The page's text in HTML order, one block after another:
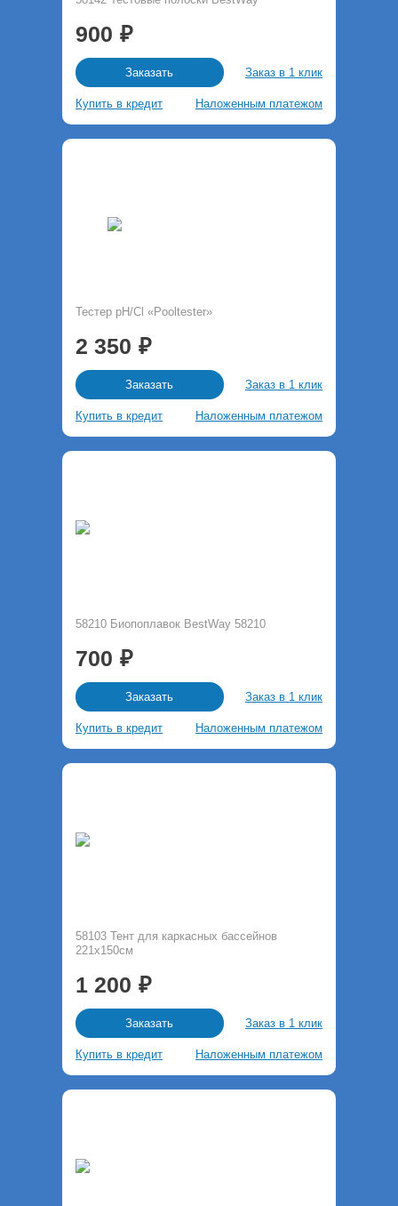
900
Заказать Заказ в 1 клик
Купить в кредит Наложенным платежом
Тестер pH/Cl «Pooltester»
2 350
Заказать Заказ в 1 клик
Купить в кредит Наложенным платежом
58210 Биопоплавок BestWay 58210
700
Заказать Заказ в 1 клик
Купить в кредит Наложенным платежом
58103 Тент для каркасных бассейнов
221х150см
1 200
Заказать Заказ в 1 клик
Купить в кредит Наложенным платежом